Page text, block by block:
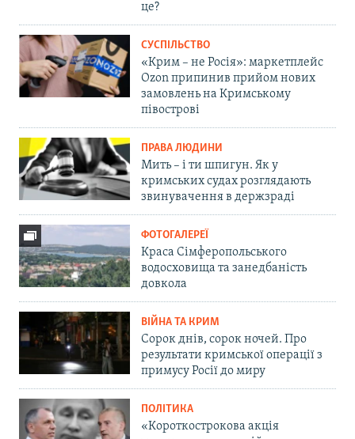
це?
СУСПІЛЬСТВО
«Крим – не Росія»: маркетплейс
Ozon припинив прийом нових
замовлень на Кримському
півострові
ПРАВА ЛЮДИНИ
Мить – і ти шпигун. Як у
кримських судах розглядають
звинувачення в держзраді
ФОТОГАЛЕРЕЇ
Краса Сімферопольського
водосховища та занедбаність
довкола
ВІЙНА ТА КРИМ
Сорок днів, сорок ночей. Про
результати кримської операції з
примусу Росії до миру
ПОЛІТИКА
«Короткострокова акція